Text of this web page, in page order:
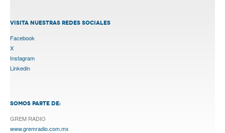
VISITA NUESTRAS REDES SOCIALES
Facebook
X
Instagram
Linkedin
SOMOS PARTE DE:
GREM RADIO
www.gremradio.com.mx